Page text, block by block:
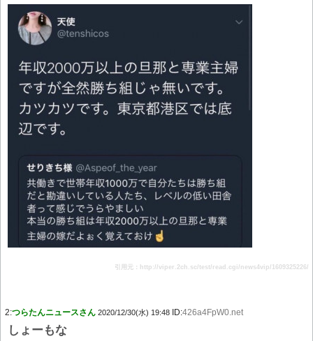
引用元：http://viper.2ch.sc/test/read.cgi/news4vip/1609325226/
2:つらたんニュースさん 2020/12/30(水) 19:48 ID:426a4FpW0.net
しょーもな